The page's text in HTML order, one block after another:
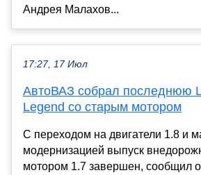
Андрея Малахов...
17:27, 17 Июл
АвтоВАЗ собрал последнюю
Legend со старым мотором
С переходом на двигатели 1.8 и
модернизацией выпуск
мотором 1.7 завершен, сообщил